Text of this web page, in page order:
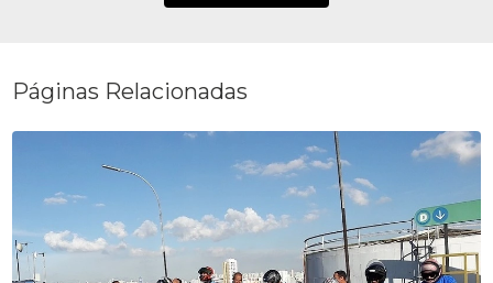
Páginas Relacionadas